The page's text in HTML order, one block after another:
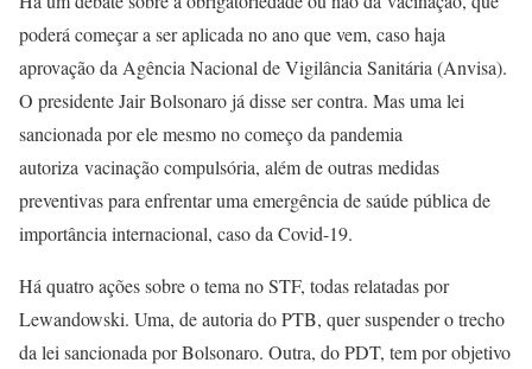
poderá começar a ser aplicada no ano que vem, caso haja
aprovação da Agência Nacional de Vigilância Sanitária (Anvisa).
O presidente Jair Bolsonaro já disse ser contra. Mas uma lei
sancionada por ele mesmo no começo da pandemia
autoriza vacinação compulsória, além de outras medidas
preventivas para enfrentar uma emergência de saúde pública de
importância internacional, caso da Covid-19.
Há quatro ações sobre o tema no STF, todas relatadas por
Lewandowski. Uma, de autoria do PTB, quer suspender o trecho
da lei sancionada por Bolsonaro. Outra, do PDT, tem por objetivo